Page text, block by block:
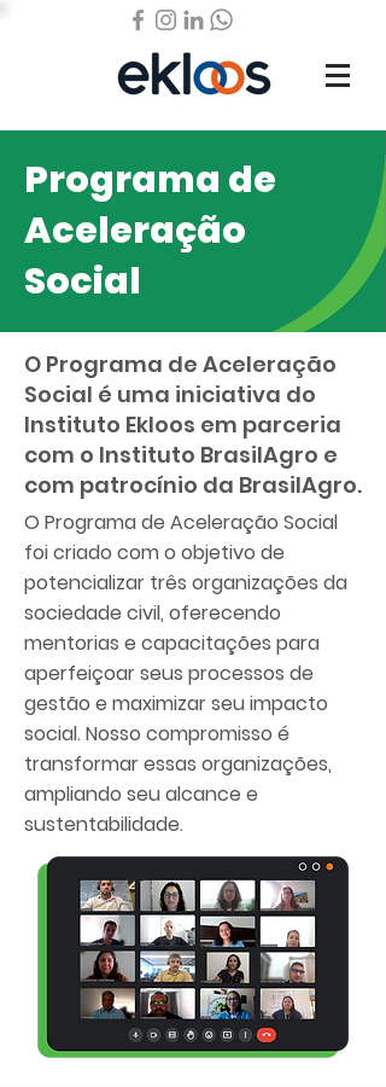
Programa de
Aceleração
Social
O Programa de Aceleração
Social é uma iniciativa do
Instituto Ekloos em parceria
com o Instituto BrasilAgro e
com patrocínio da BrasilAgro.
O Programa de Aceleração Social
foi criado com o objetivo de
potencializar três organizações da
sociedade civil, oferecendo
mentorias e capacitações para
aperfeiçoar seus processos de
gestão e maximizar seu impacto
social. Nosso compromisso é
transformar essas organizações,
ampliando seu alcance e
sustentabilidade.